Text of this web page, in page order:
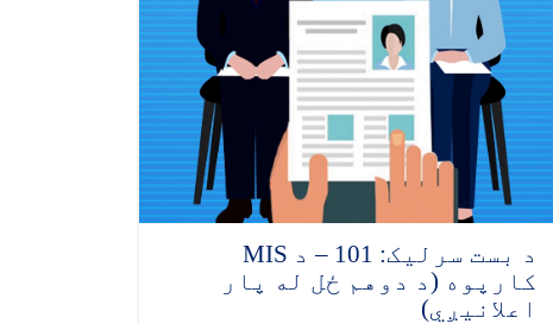
د بست سرلیک: 101 – د MIS
کارپوه (د دوهم ځل له پار
اعلانیږي)